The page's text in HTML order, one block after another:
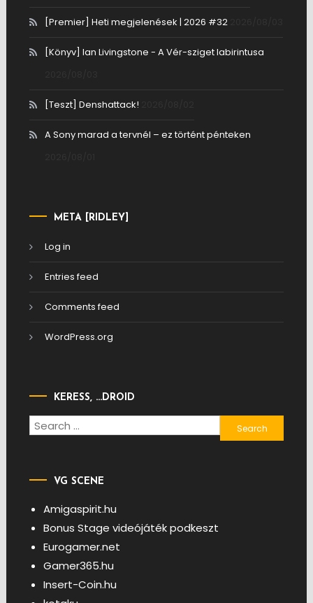
[Premier] Heti megjelenések | 2026 #32
[Könyv] Ian Livingstone - A Vér-sziget labirintusa
[Teszt] Denshattack!
A Sony marad a tervnél – ez történt pénteken
META [RIDLEY]
Log in
Entries feed
Comments feed
WordPress.org
KERESS, …DROID
Search
for:
VG SCENE
Amigaspirit.hu
Bonus Stage videójáték podkeszt
Eurogamer.net
Gamer365.hu
Insert-Coin.hu